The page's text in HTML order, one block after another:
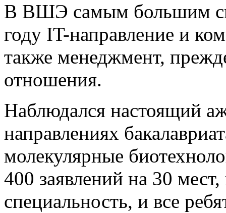
В ВШЭ самым большим
году IT-направление и
также менеджмент,
отношения.
Наблюдался настоящий
направлениях
молекулярные
400 заявлений на 30
специальность, и все